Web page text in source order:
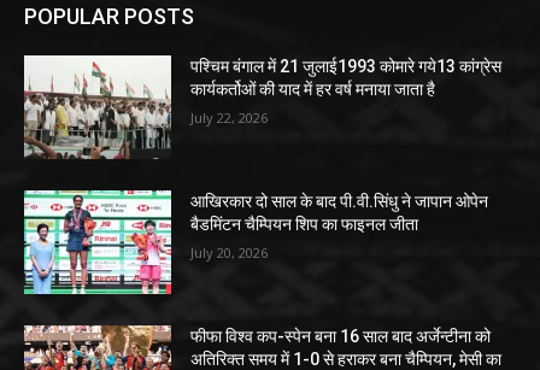
POPULAR POSTS
पश्चिम बंगाल में 21 जुलाई1993 कोमारे गये13 कांग्रेस
कार्यकर्तोओं की याद में हर वर्ष मनाया जाता है
July 22, 2026
आखिरकार दो साल के बाद पी.वी.सिंधु ने जापान ओपेन
बैडमिंटन चैम्पियन शिप का फाइनल जीता
July 20, 2026
फीफा विश्व कप-स्पेन बना 16 साल बाद अर्जेन्टीना को
अतिरिक्त समय में 1-0 से हराकर बना चैम्पियन, मेसी का